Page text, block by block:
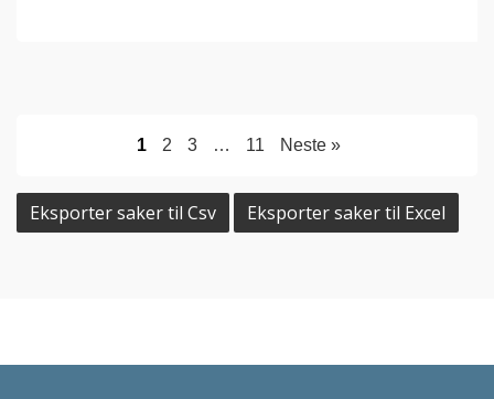
1 2 3 … 11 Neste »
Eksporter saker til Csv Eksporter saker til Excel